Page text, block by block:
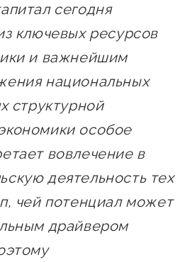
центра
молодежного
сегодня
ключевых ресурсов
и важнейшим
национальных
структурной
особое
вовлечение в
деятельность тех
чей потенциал может
драйвером